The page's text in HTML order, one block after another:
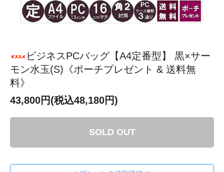
ビジネスPCバッグ【A4定番型】 黒×サー
モン水玉(S)《ポーチプレゼント & 送料無
料》
43,800円(税込48,180円)
SOLD OUT